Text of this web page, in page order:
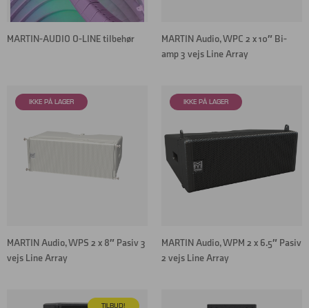
MARTIN-AUDIO O-LINE tilbehør
MARTIN Audio, WPC 2 x 10″ Bi-
amp 3 vejs Line Array
MARTIN Audio, WPS 2 x 8″ Pasiv 3
vejs Line Array
MARTIN Audio, WPM 2 x 6.5″ Pasiv
2 vejs Line Array
TILBUD!